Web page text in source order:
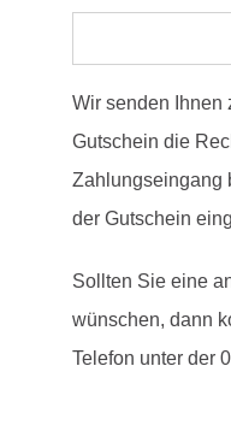
Wir senden Ihnen
Gutschein die
Zahlungseingang
der Gutschein
Sollten Sie eine
wünschen, dann
Telefon unter der